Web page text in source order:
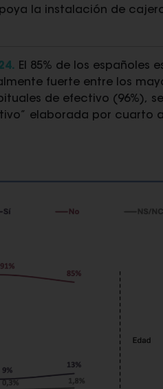
la instalación de
El 85% de los españoles
fuerte entre los
de efectivo (96%),
elaborada por cuarto